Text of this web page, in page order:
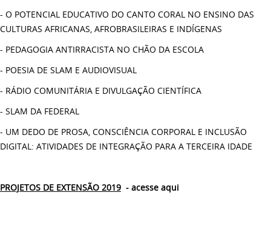
- O POTENCIAL EDUCATIVO DO CANTO CORAL NO ENSINO DAS
CULTURAS AFRICANAS, AFROBRASILEIRAS E INDÍGENAS
- PEDAGOGIA ANTIRRACISTA NO CHÃO DA ESCOLA
- POESIA DE SLAM E AUDIOVISUAL
- RÁDIO COMUNITÁRIA E DIVULGAÇÃO CIENTÍFICA
- SLAM DA FEDERAL
- UM DEDO DE PROSA, CONSCIÊNCIA CORPORAL E INCLUSÃO
DIGITAL: ATIVIDADES DE INTEGRAÇÃO PARA A TERCEIRA IDADE
PROJETOS DE EXTENSÃO 2019 - acesse aqui